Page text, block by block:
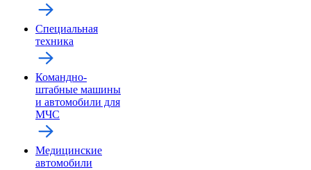
Специальная
техника
Командно-
штабные машины
и автомобили для
МЧС
Медицинские
автомобили